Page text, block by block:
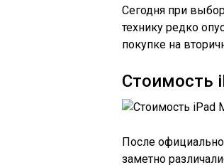
Сегодня при
технику редко
покупке на
Стоимость
После
заметно